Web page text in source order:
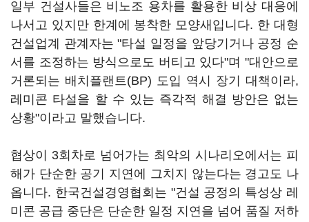
일부 건설사들은 비노조 용차를 활용한 비상 대응에
나서고 있지만 한계에 봉착한 모양새입니다. 한 대형
건설업계 관계자는 "타설 일정을 앞당기거나 공정 순
서를 조정하는 방식으로도 버티고 있다"며 "대안으로
거론되는 배치플랜트(BP) 도입 역시 장기 대책이라,
레미콘 타설을 할 수 있는 즉각적 해결 방안은 없는
상황"이라고 말했습니다.
협상이 3회차로 넘어가는 최악의 시나리오에서는 피
해가 단순한 공기 지연에 그치지 않는다는 경고도 나
옵니다. 한국건설경영협회는 "건설 공정의 특성상 레
미콘 공급 중단은 단순한 일정 지연을 넘어 품질 저하